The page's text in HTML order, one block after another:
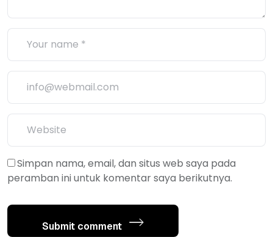
Simpan nama, email, dan situs web saya pada
peramban ini untuk komentar saya berikutnya.
Submit comment